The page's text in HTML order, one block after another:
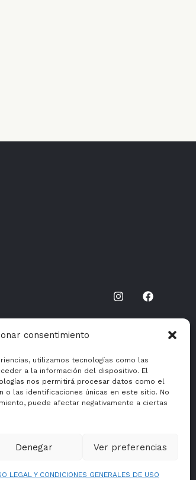
consentimiento
utilizamos tecnologías como las
a la información del dispositivo. El
nos permitirá procesar datos como el
o las identificaciones únicas en este sitio. No
puede afectar negativamente a ciertas
Denegar Ver preferencias
LEGAL Y CONDICIONES GENERALES DE USO